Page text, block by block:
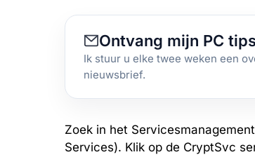
Ontvang mijn PC
Ik stuur u elke twee weken een
nieuwsbrief.
Zoek in het
Services). Klik op de CryptSvc